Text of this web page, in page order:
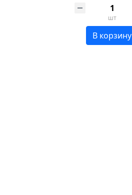
шт
В корзину